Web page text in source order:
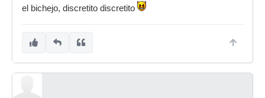
el bichejo, discretito discretito